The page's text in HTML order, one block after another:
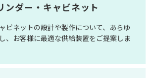
ンダー・キャビネット
ビネットの設計や製作について、あらゆ
、お客様に最適な供給装置をご提案しま